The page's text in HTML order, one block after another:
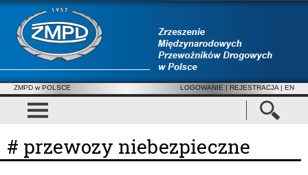
ZMPD w POLSCE LOGOWANIE | REJESTRACJA | EN
# przewozy niebezpieczne